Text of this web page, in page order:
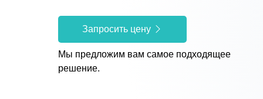
Запросить цену
Мы предложим вам самое подходящее
решение.